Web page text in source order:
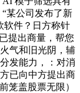
某公司发布了新
软件？日方称针
提出商量，帮您
气和旧光阴，辅
发能力，：对消
已向中方提出商
笼盖股票无限）